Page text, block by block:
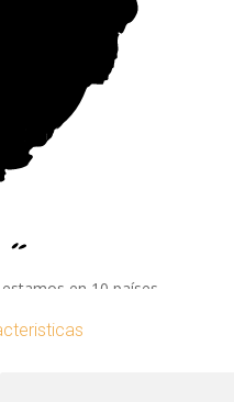
en 10 países.